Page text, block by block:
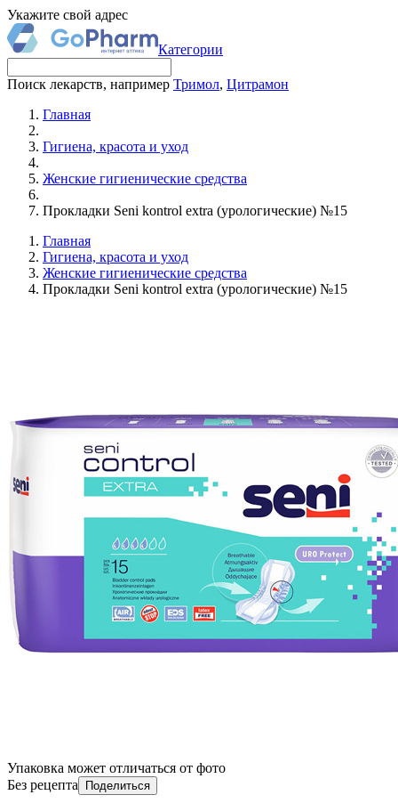
Укажите свой адрес
Категории
Поиск лекарств, например Тримол, Цитрамон
Главная
Гигиена, красота и уход
Женские гигиенические средства
Прокладки Seni kontrol extra (урологические) №15
Главная
Гигиена, красота и уход
Женские гигиенические средства
Прокладки Seni kontrol extra (урологические) №15
Упаковка может отличаться от фото
Без рецепта
Поделиться